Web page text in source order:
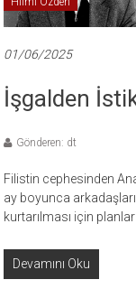
01/06/2025
İşgalden
Gönderen: dt
Filistin cephesinden
ay boyunca
kurtarılması için planlar
Devamını Oku